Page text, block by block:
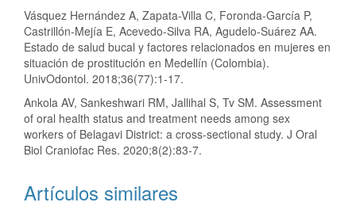
Vásquez Hernández A, Zapata-Villa C, Foronda-García P,
Castrillón-Mejía E, Acevedo-Silva RA, Agudelo-Suárez AA.
Estado de salud bucal y factores relacionados en mujeres en
situación de prostitución en Medellín (Colombia).
UnivOdontol. 2018;36(77):1-17.
Ankola AV, Sankeshwari RM, Jallihal S, Tv SM. Assessment
of oral health status and treatment needs among sex
workers of Belagavi District: a cross-sectional study. J Oral
Biol Craniofac Res. 2020;8(2):83-7.
Artículos similares